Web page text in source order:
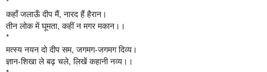
कहाँ जलाऊँ दीप मैं, नारद हैं हैरान।
तीन लोक में घूमता, कहीं न मगर मकान।।
*
मत्स्य नयन दो दीप सम, जगमग-जगमग दिव्य।
ज्ञान-शिखा ले बढ़ चले, लिखें कहानी नव्य।।